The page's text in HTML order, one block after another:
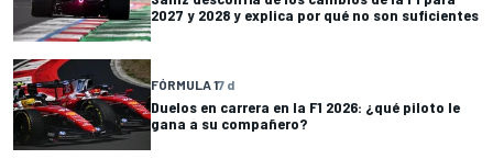
2027 y 2028 y explica por qué no son suficientes
FÓRMULA 17 d
Duelos en carrera en la F1 2026: ¿qué piloto le
gana a su compañero?